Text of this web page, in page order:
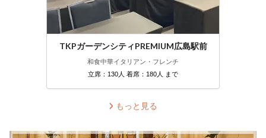
TKPガーデンシティPREMIUM広島駅前
和食中華イタリアン・フレンチ
立席：130人 着席：180人 まで
もっと見る